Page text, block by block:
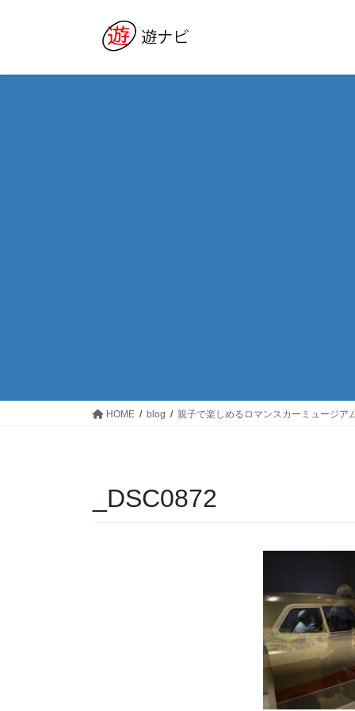
HOME blog 親子で楽しめるロマンスカーミュージア
_DSC0872